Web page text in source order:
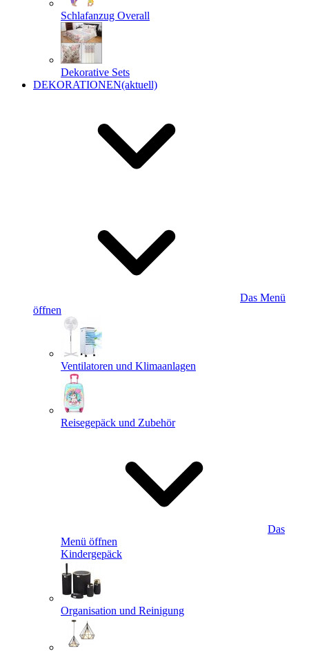
Schlafanzug Overall
Dekorative Sets
DEKORATIONEN(aktuell)
Das Menü
öffnen
Ventilatoren und Klimaanlagen
Reisegepäck und Zubehör
Das
Menü öffnen
Kindergepäck
Organisation und Reinigung